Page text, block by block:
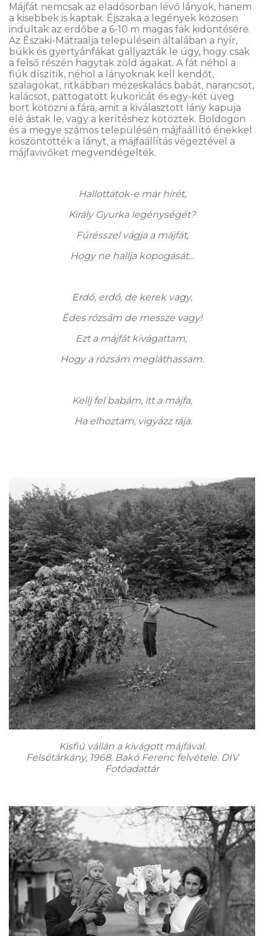
Májfát nemcsak az eladósorban lévő lányok, hanem
a kisebbek is kaptak. Éjszaka a legények közösen
indultak az erdőbe a 6-10 m magas fák kidöntésére.
Az Északi-Mátraalja településein általában a nyír,
bükk és gyertyánfákat gallyazták le úgy, hogy csak
a felső részén hagytak zöld ágakat. A fát néhol a
fiúk díszítik, néhol a lányoknak kell kendőt,
szalagokat, ritkábban mézeskalács babát, narancsot,
kalácsot, pattogatott kukoricát és egy-két üveg
bort kötözni a fára, amit a kiválasztott lány kapuja
elé ástak le, vagy a kerítéshez kötöztek. Boldogon
és a megye számos településén májfaállító énekkel
köszöntötték a lányt, a májfaállítás végeztével a
májfavivőket megvendégelték.
Hallottátok-e már hírét,
Király Gyurka legénységét?
Fűrésszel vágja a májfát,
Hogy ne hallja kopogását…
Erdő, erdő, de kerek vagy,
Édes rózsám de messze vagy!
Ezt a májfát kivágattam,
Hogy a rózsám megláthassam.
Kellj fel babám, itt a májfa,
Ha elhoztam, vigyázz rája.
Kisfiú vállán a kivágott májfával.
Felsőtárkány, 1968. Bakó Ferenc felvétele. DIV
Fotóadattár